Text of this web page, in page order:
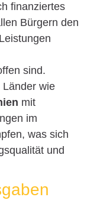
finanziertes
Bürgern den
sind.
Länder wie
mit
im
was sich
und